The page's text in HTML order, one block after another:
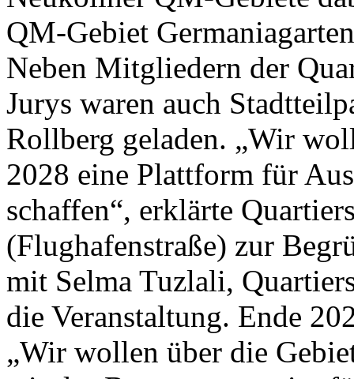
QM-Gebiet
Neben Mitgliedern der
Jurys waren auch
Rollberg geladen. „Wir
2028 eine Plattform für
schaffen“, erklärte
(Flughafenstraße) zur
mit Selma Tuzlali,
die Veranstaltung. Ende
„Wir wollen über die